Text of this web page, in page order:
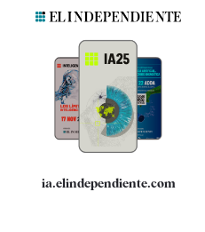
Quiénes somos
Especificaciones
ia.elindependiente.com